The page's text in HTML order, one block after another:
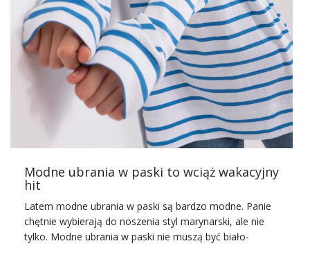
Modne ubrania w paski to wciąż wakacyjny
hit
Latem modne ubrania w paski są bardzo modne. Panie
chętnie wybierają do noszenia styl marynarski, ale nie
tylko. Modne ubrania w paski nie muszą być biało-